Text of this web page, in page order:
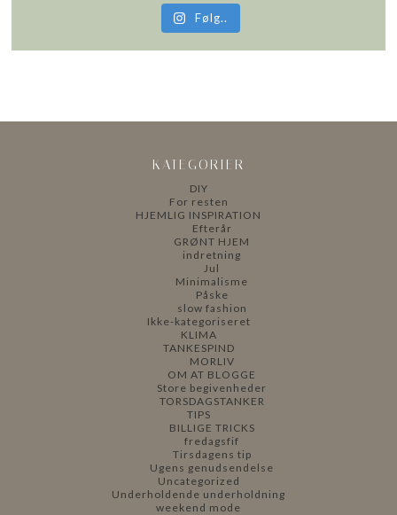
Følg..
KATEGORIER
DIY
For resten
HJEMLIG INSPIRATION
Efterår
GRØNT HJEM
indretning
Jul
Minimalisme
Påske
slow fashion
Ikke-kategoriseret
KLIMA
TANKESPIND
MORLIV
OM AT BLOGGE
Store begivenheder
TORSDAGSTANKER
TIPS
BILLIGE TRICKS
fredagsfif
Tirsdagens tip
Ugens genudsendelse
Uncategorized
Underholdende underholdning
weekend mode